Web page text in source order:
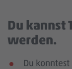
Du kannst
werden.
Du